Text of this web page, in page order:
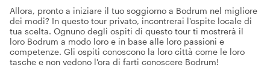
Allora, pronto a iniziare il tuo soggiorno a Bodrum nel migliore
dei modi? In questo tour privato, incontrerai l'ospite locale di
tua scelta. Ognuno degli ospiti di questo tour ti mostrerà il
loro Bodrum a modo loro e in base alle loro passioni e
competenze. Gli ospiti conoscono la loro città come le loro
tasche e non vedono l'ora di farti conoscere Bodrum!